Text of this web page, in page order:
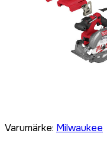
Varumärke: Milwaukee